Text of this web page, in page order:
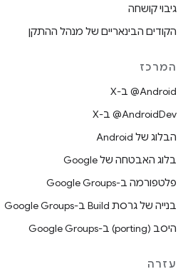
גיבוי קושחה
הקודים הבינאריים של מנהל ההתקן
המרכז
‫‎@Android ב-X
‫‎@AndroidDev ב-X
הבלוג של Android
בלוג האבטחה של Google
פלטפורמה ב-Google Groups
בנייה של גרסת Build ב-Google Groups
היסב (porting) ב-Google Groups
עזרה